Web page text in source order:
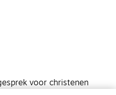
voor christenen